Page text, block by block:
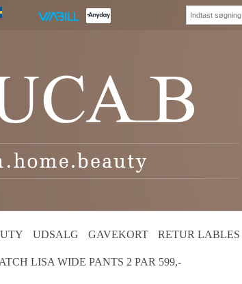
UDSALG GAVEKORT RETUR LABLES
LISA WIDE PANTS 2 PAR 599,-